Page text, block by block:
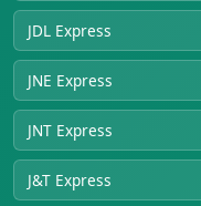
JDL Express
JNE Express
JNT Express
J&T Express